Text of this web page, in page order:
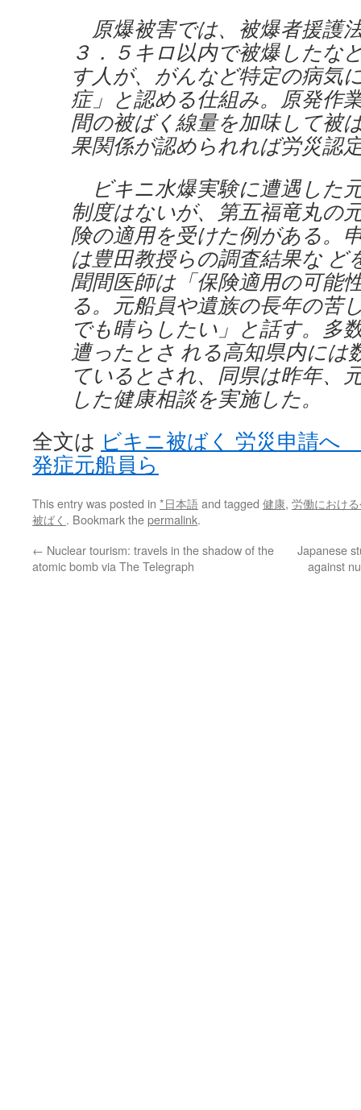
原爆被害では、被爆者援護
３．５キロ以内で被爆したな
す人が、がんなど特定の病気
症」と認める仕組み。原発作
間の被ばく線量を加味して被
果関係が認められれば労災認
ビキニ水爆実験に遭遇した
制度はないが、第五福竜丸の
険の適用を受けた例がある。
は豊田教授らの調査結果な ど
聞間医師は「保険適用の可能
る。元船員や遺族の長年の苦
でも晴らしたい」と話す。多
遭ったとさ れる高知県内には
ているとされ、同県は昨年、
した健康相談を実施した。
全文は ビキニ被ばく 労災申請へ
発症元船員ら
This entry was posted in *日本語and tagged 健康, 労働におけ
被ばく . Bookmark thepermalink.
← Nuclear tourism: travels in the shadow of the
atomic bomb via The Telegraph
Japanese
against